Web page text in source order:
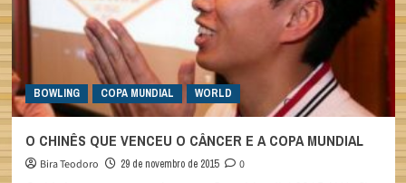
BOWLING COPA MUNDIAL WORLD
O CHINÊS QUE VENCEU O CÂNCER E A COPA MUNDIAL
Bira Teodoro 29 de novembro de 2015
0